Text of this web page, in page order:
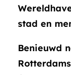
stad en
Benieuwd